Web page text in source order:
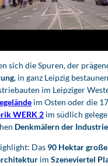
e
o
s
p
i
e
l
e
n
sich die Spuren, der
, in ganz Leipzig
im Leipziger
im Osten oder die
WERK 2 im südlich
Denkmälern der
Das 90 Hektar
im Szene­viertel